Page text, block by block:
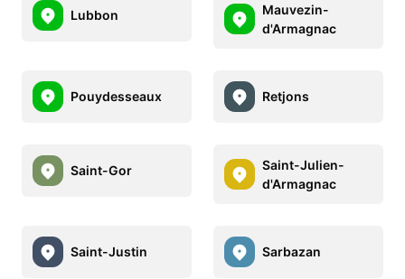
Lubbon
Mauvezin-
d'Armagnac
Pouydesseaux Retjons
Saint-Gor
Saint-Julien-
d'Armagnac
Saint-Justin Sarbazan